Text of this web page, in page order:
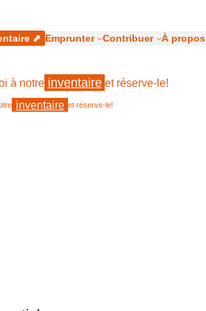
⬈ Emprunter Contribuer À propos
à notre inventaire et réserve-le!
inventaire et réserve-le!